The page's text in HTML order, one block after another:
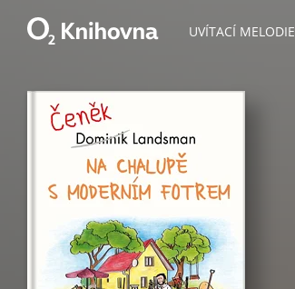
UVÍTACÍ MELODIE